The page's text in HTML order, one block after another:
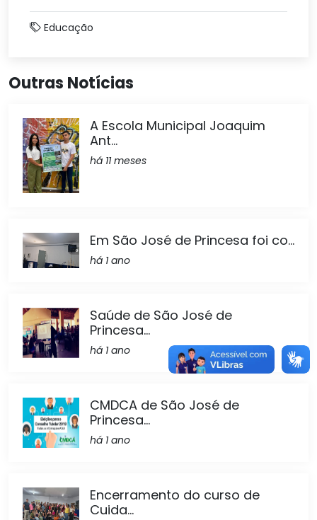
Educação
Outras Notícias
A Escola Municipal Joaquim
Ant...
há 11 meses
Em São José de Princesa foi co...
há 1 ano
Saúde de São José de
Princesa...
há 1 ano
CMDCA de São José de
Princesa...
há 1 ano
Encerramento do curso de
Cuida...